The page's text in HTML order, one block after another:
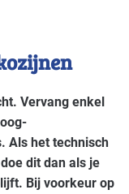
Vervang enkel
Als het technisch
dit dan als je
Bij voorkeur op